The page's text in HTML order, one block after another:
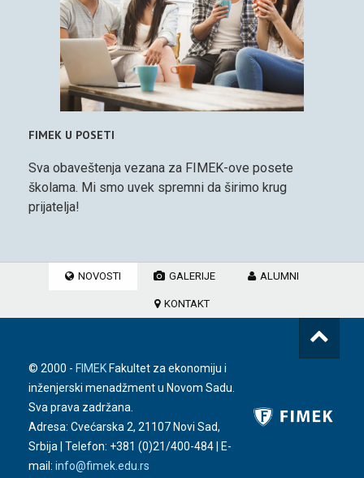
FIMEK U POSETI
Sva obaveštenja vezana za FIMEK-ove posete
školama. Mi smo uvek spremni da širimo krug
prijatelja!
NOVOSTI GALERIJE ALUMNI
KONTAKT
© 2000 - FIMEK Fakultet za ekonomiju i
inženjerski menadžment u Novom Sadu.
Sva prava zadržana.
Adresa: Cvećarska 2, 21107 Novi Sad,
Srbija | Telefon: +381 (0)21/400-484 | E-
mail: info@fimek.edu.rs